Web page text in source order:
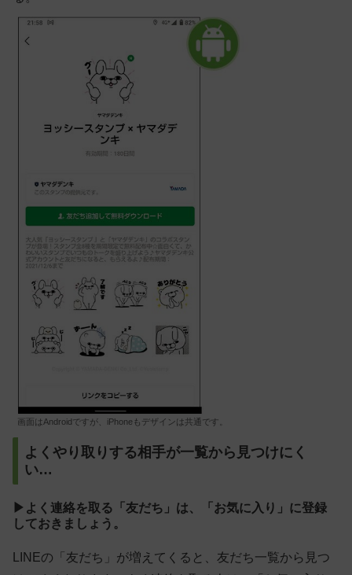
画面はAndroidですが、iPhoneもデザインは共通です。
よくやり取りする相手が一覧から見つけにく
い…
▶よく連絡を取る「友だち」は、「お気に入り」に登録
しておきましょう。
LINEの「友だち」が増えてくると、友だち一覧から見つ